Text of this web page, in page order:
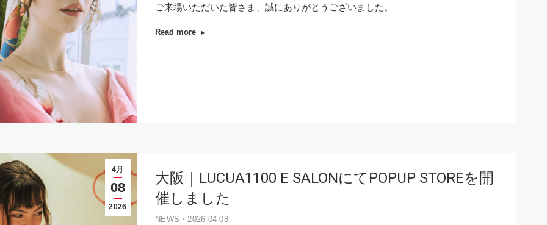
ご来場いただいた皆さま、誠にありがとうございました。
Read more
4月
08
2026
大阪｜LUCUA1100 E SALONにてPOPUP STOREを開
催しました
NEWS・2026-04-08